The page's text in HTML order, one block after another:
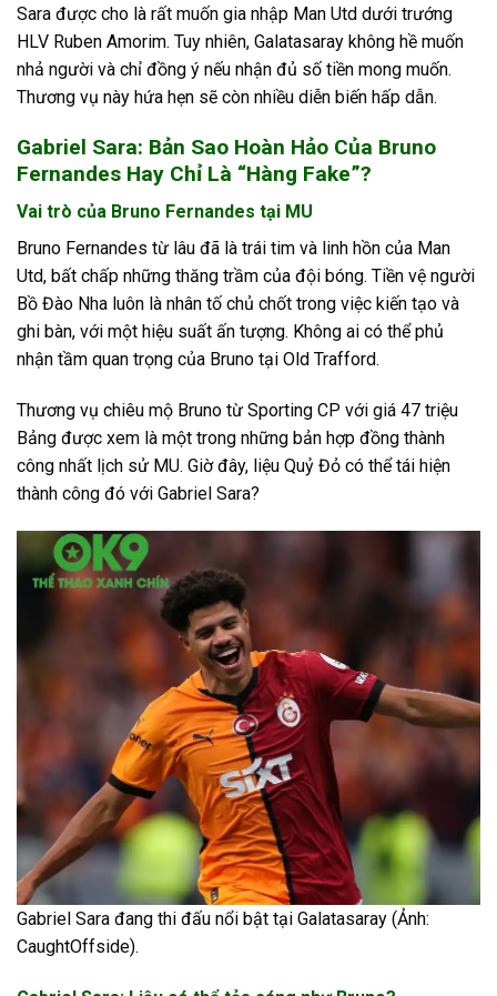
Sara được cho là rất muốn gia nhập Man Utd dưới trướng
HLV Ruben Amorim. Tuy nhiên, Galatasaray không hề muốn
nhả người và chỉ đồng ý nếu nhận đủ số tiền mong muốn.
Thương vụ này hứa hẹn sẽ còn nhiều diễn biến hấp dẫn.
Gabriel Sara: Bản Sao Hoàn Hảo Của Bruno
Fernandes Hay Chỉ Là “Hàng Fake”?
Vai trò của Bruno Fernandes tại MU
Bruno Fernandes từ lâu đã là trái tim và linh hồn của Man
Utd, bất chấp những thăng trầm của đội bóng. Tiền vệ người
Bồ Đào Nha luôn là nhân tố chủ chốt trong việc kiến tạo và
ghi bàn, với một hiệu suất ấn tượng. Không ai có thể phủ
nhận tầm quan trọng của Bruno tại Old Trafford.
Thương vụ chiêu mộ Bruno từ Sporting CP với giá 47 triệu
Bảng được xem là một trong những bản hợp đồng thành
công nhất lịch sử MU. Giờ đây, liệu Quỷ Đỏ có thể tái hiện
thành công đó với Gabriel Sara?
Gabriel Sara đang thi đấu nổi bật tại Galatasaray (Ảnh:
CaughtOffside).